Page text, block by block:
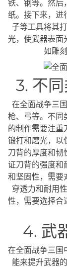
铁、钢等。然后
纸。接下来，进
子等工具将其
光，使武器表面
如雕
3. 不
在全面战争三
枪、弓等。不同
的制作需要注重
锻打和磨光，以
刀背的厚度和韧
证刀背的强度和
和坚固性，需要
穿透力和耐用
性，需要选择合
4. 武
在全面战争三国
能来提升武器